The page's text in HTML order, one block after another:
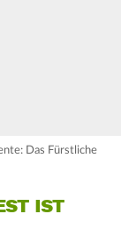
Das Fürstliche
IST